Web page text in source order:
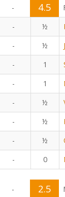
- 4.5
- ½
- ½
- 1
- 1
- ½
- ½
- ½
- 0
- 2.5